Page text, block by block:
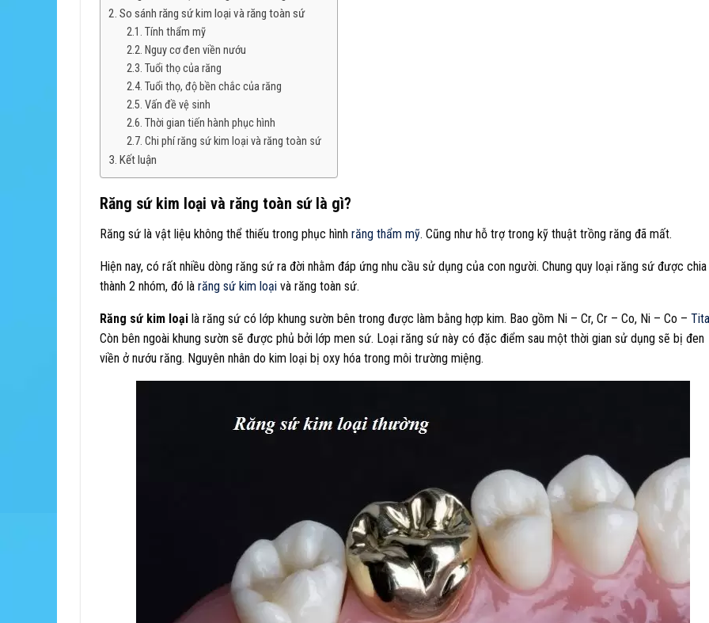
So sánh răng sứ kim loại và răng toàn sứ
Tính thẩm mỹ
Nguy cơ đen viền nướu
Tuổi thọ của răng
Tuổi thọ, độ bền chắc của răng
Vấn đề vệ sinh
Thời gian tiến hành phục hình
Chi phí răng sứ kim loại và răng toàn sứ
Kết luận
Răng sứ kim loại và răng toàn sứ là gì?
Răng sứ là vật liệu không thể thiếu trong phục hình răng thẩm mỹ. Cũng như hỗ trợ trong kỹ thuật trồng răng đã mất.
Hiện nay, có rất nhiều dòng răng sứ ra đời nhằm đáp ứng nhu cầu sử dụng của con người. Chung quy loại răng sứ được chia
thành 2 nhóm, đó là răng sứ kim loại và răng toàn sứ.
Răng sứ kim loại là răng sứ có lớp khung sườn bên trong được làm bằng hợp kim. Bao gồm Ni – Cr, Cr – Co, Ni – Co –
Còn bên ngoài khung sườn sẽ được phủ bởi lớp men sứ. Loại răng sứ này có đặc điểm sau một thời gian sử dụng sẽ bị đen
viền ở nướu răng. Nguyên nhân do kim loại bị oxy hóa trong môi trường miệng.